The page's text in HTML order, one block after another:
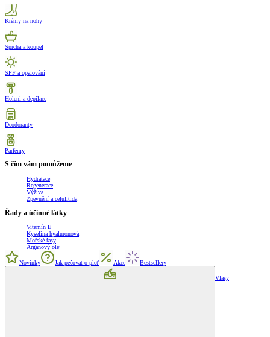
Krémy na nohy
Sprcha a koupel
SPF a opalování
Holení a depilace
Deodoranty
Parfémy
S čím vám pomůžeme
Hydratace
Regenerace
Výživa
Zpevnění a celulitida
Řady a účinné látky
Vitamín E
Kyselina hyaluronová
Mořské řasy
Arganový olej
Novinky Jak pečovat o pleť Akce Bestsellery
Vlasy